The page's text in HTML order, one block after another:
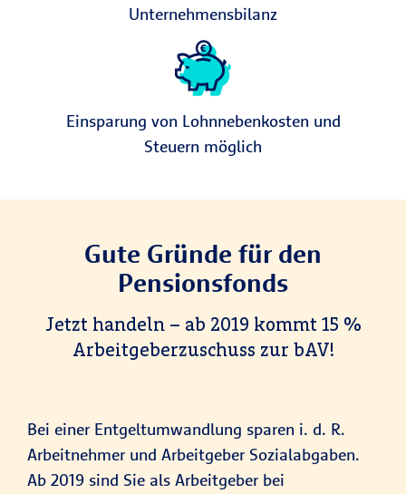
Unternehmensbilanz
Einsparung von Lohnnebenkosten und
Steuern möglich
Gute Gründe für den
Pensionsfonds
Jetzt handeln – ab 2019 kommt 15 %
Arbeitgeberzuschuss zur bAV!
Bei einer Entgeltumwandlung sparen i. d. R.
Arbeitnehmer und Arbeitgeber Sozialabgaben.
Ab 2019 sind Sie als Arbeitgeber bei